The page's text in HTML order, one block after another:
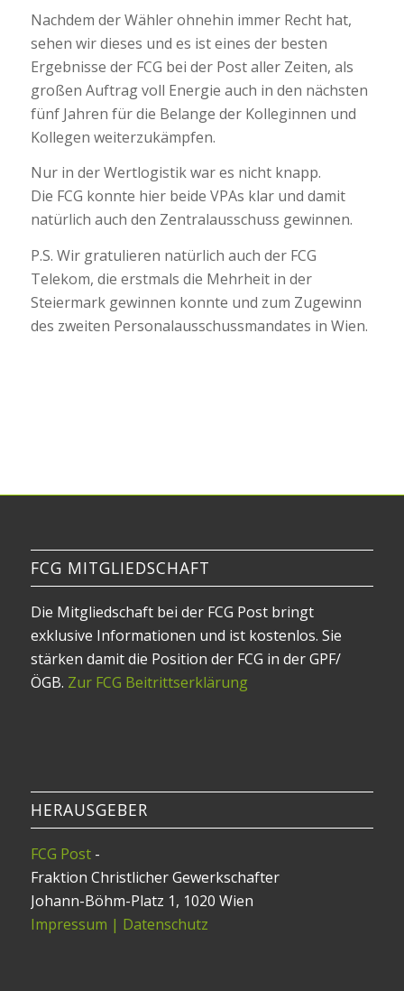
Nachdem der Wähler ohnehin immer Recht hat,
sehen wir dieses und es ist eines der besten
Ergebnisse der FCG bei der Post aller Zeiten, als
großen Auftrag voll Energie auch in den nächsten
fünf Jahren für die Belange der Kolleginnen und
Kollegen weiterzukämpfen.
Nur in der Wertlogistik war es nicht knapp.
Die FCG konnte hier beide VPAs klar und damit
natürlich auch den Zentralausschuss gewinnen.
P.S. Wir gratulieren natürlich auch der FCG
Telekom, die erstmals die Mehrheit in der
Steiermark gewinnen konnte und zum Zugewinn
des zweiten Personalausschussmandates in Wien.
FCG MITGLIEDSCHAFT
Die Mitgliedschaft bei der FCG Post bringt
exklusive Informationen und ist kostenlos. Sie
stärken damit die Position der FCG in der GPF/
ÖGB. Zur FCG Beitrittserklärung
HERAUSGEBER
FCG Post-
Fraktion Christlicher Gewerkschafter
Johann-Böhm-Platz 1, 1020 Wien
Impressum | Datenschutz